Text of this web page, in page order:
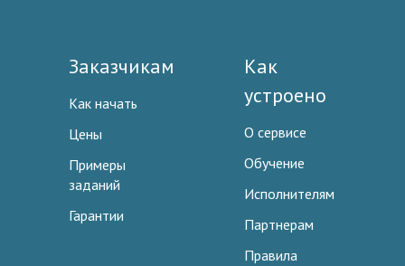
Заказчикам
Как начать
Цены
Примеры
заданий
Гарантии
Как
устроено
О сервисе
Обучение
Исполнителям
Партнерам
Правила